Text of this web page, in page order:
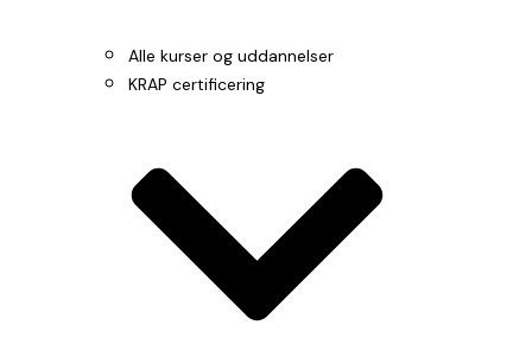
Alle kurser og uddannelser
KRAP certificering